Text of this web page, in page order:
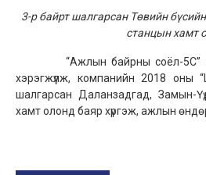
3-р байрт шалгарсан Төвийн
станцын хамт
“Ажлын байрны соёл-5С”
хэрэгжүүлж, компанийн 2018 оны
шалгарсан Даланзадгад, Замын-
хамт олонд баяр хүргэж, ажлын